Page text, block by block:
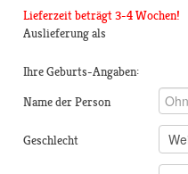
Lieferzeit beträgt 3-4 Wochen!
Auslieferung als
Ihre Geburts-Angaben:
Name der Person
Geschlecht